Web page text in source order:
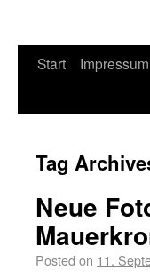
Start Impressum
Tag
Neue
Posted on 11.